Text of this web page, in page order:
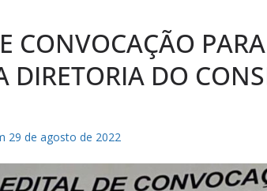
CONVOCAÇÃO
DIRETORIA DO
29 de agosto de 2022